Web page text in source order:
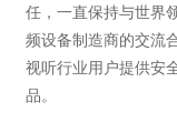
任，一直保持与世界
频设备制造商的交流
视听行业用户提供安
品。